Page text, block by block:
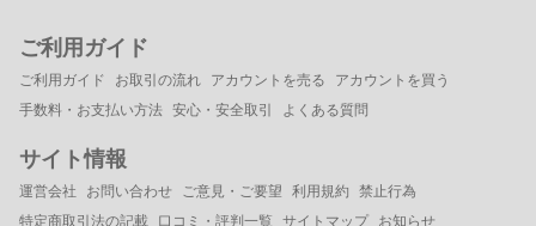
ご利用ガイド
ご利用ガイド お取引の流れ アカウントを売る
アカウントを買う
手数料・お支払い方法 安心・安全取引 よくある質問
サイト情報
運営会社 お問い合わせ ご意見・ご要望 利用規約
禁止行為
特定商取引法の記載
口コミ・評判一覧 サイトマップ お知らせ